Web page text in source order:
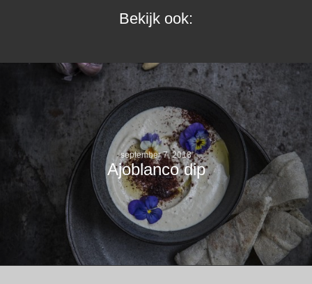
Bekijk ook:
september 7, 2018
Ajoblanco dip